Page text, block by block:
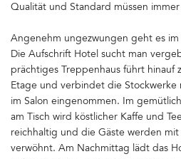
Qualität und Standard müssen
Angenehm ungezwungen geht es
Die Aufschrift Hotel sucht man
prächtiges Treppenhaus führt hinauf
Etage und verbindet die Stockwerke
im Salon eingenommen. Im
am Tisch wird köstlicher Kaffe und
reichhaltig und die Gäste werden mit
verwöhnt. Am Nachmittag lädt das